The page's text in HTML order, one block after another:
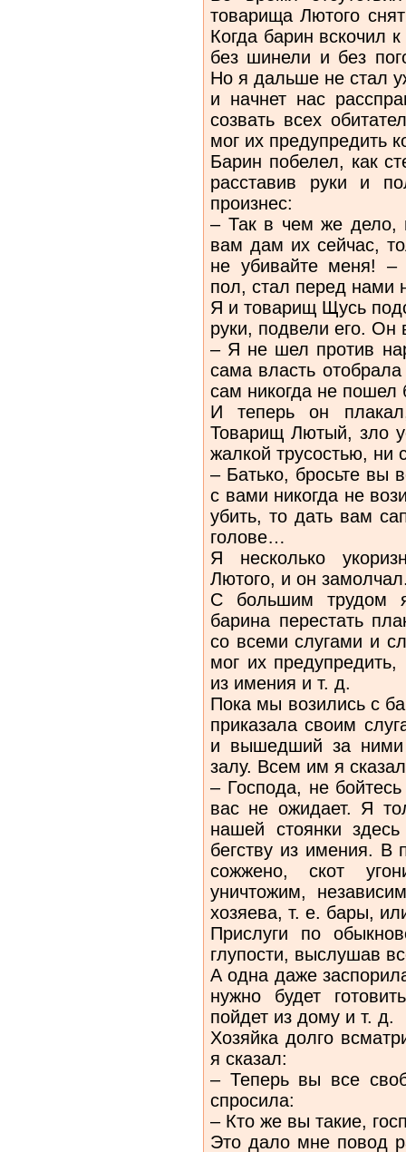
товарища Лютого
Когда барин вскочил
без шинели и без
Но я дальше не стал
и начнет нас
созвать всех
мог их предупредить
Барин побелел, как
расставив руки и
произнес:
– Так в чем же дело,
вам дам их сейчас,
не убивайте меня! –
пол, стал перед нами
Я и товарищ Щусь
руки, подвели его. Он
– Я не шел против
сама власть
сам никогда не
И теперь он
Товарищ Лютый, зло
жалкой трусостью, ни
– Батько, бросьте вы
с вами никогда не
убить, то дать вам
голове…
Я несколько
Лютого, и он
С большим трудом
барина перестать
со всеми слугами и
мог их
из имения и т. д.
Пока мы возились с
приказала своим
и вышедший за ними
залу. Всем им я
– Господа, не
вас не ожидает. Я
нашей стоянки
бегству из имения. В
сожжено, скот
уничтожим,
хозяева, т. е. бары,
Прислуги по
глупости, выслушав
А одна даже
нужно будет
пойдет из дому и т. д.
Хозяйка долго
я сказал:
– Теперь вы все
спросила:
– Кто же вы такие,
Это дало мне повод